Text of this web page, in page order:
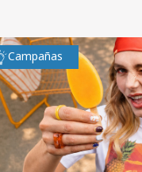
Campañas